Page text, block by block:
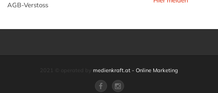
AGB-Verstoss
2021 © operated by medienkraft.at - Online Marketing